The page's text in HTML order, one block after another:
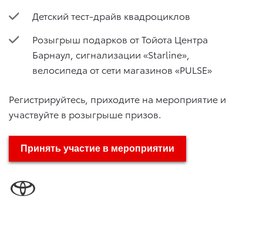
Детский тест-драйв квадроциклов
Розыгрыш подарков от Тойота Центра
Барнаул, сигнализации «Starline»,
велосипеда от сети магазинов «PULSE»
Регистрируйтесь, приходите на мероприятие и
участвуйте в розыгрыше призов.
Принять участие в мероприятии